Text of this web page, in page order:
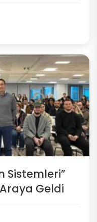
Sistemleri”
Geldi